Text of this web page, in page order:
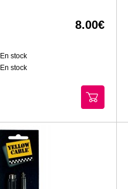
8.00
En stock
En stock